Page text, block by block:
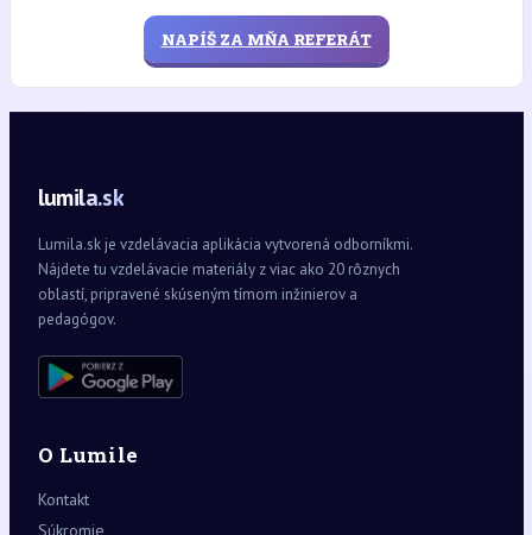
NAPÍŠ ZA MŇA REFERÁT
lumila.sk
Lumila.sk je vzdelávacia aplikácia vytvorená odborníkmi.
Nájdete tu vzdelávacie materiály z viac ako 20 rôznych
oblastí, pripravené skúseným tímom inžinierov a
pedagógov.
O Lumile
Kontakt
Súkromie